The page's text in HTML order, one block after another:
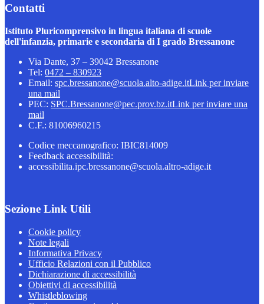
Contatti
Istituto Pluricomprensivo in lingua italiana di scuole
dell'infanzia, primarie e secondaria di I grado Bressanone
Via Dante, 37 – 39042 Bressanone
Tel: 0472 – 830923
Email: spc.bressanone@scuola.alto-adige.itLink per inviare
una mail
PEC: SPC.Bressanone@pec.prov.bz.itLink per inviare una
mail
C.F.: 81006960215
Codice meccanografico: IBIC814009
Feedback accessibilità:
accessibilita.ipc.bressanone@scuola.altro-adige.it
Sezione Link Utili
Cookie policy
Note legali
Informativa Privacy
Ufficio Relazioni con il Pubblico
Dichiarazione di accessibilità
Obiettivi di accessibilità
Whistleblowing